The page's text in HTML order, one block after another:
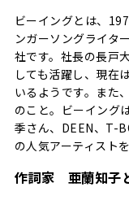
ビーイングとは、
ンガーソングライタ
社です。社長の長戸
しても活躍し、現在
いるようです。また
のこと。ビーイング
季さん、DEEN、T-
の人気アーティスト
作詞家 亜蘭知子